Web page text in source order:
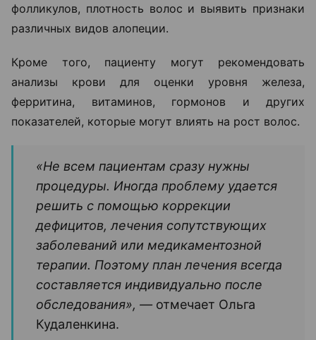
фолликулов, плотность волос и выявить признаки
различных видов алопеции.
Кроме того, пациенту могут рекомендовать
анализы крови для оценки уровня железа,
ферритина, витаминов, гормонов и других
показателей, которые могут влиять на рост волос.
«Не всем пациентам сразу нужны
процедуры. Иногда проблему удается
решить с помощью коррекции
дефицитов, лечения сопутствующих
заболеваний или медикаментозной
терапии. Поэтому план лечения всегда
составляется индивидуально после
обследования», — отмечает Ольга
Кудаленкина.